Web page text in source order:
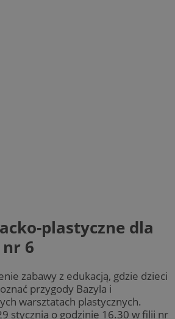
plastyczne dla
6
zabawy z edukacją, gdzie dzieci
przygody Bazyla i
warsztatach plastycznych.
stycznia o godzinie 16.30 w filii nr